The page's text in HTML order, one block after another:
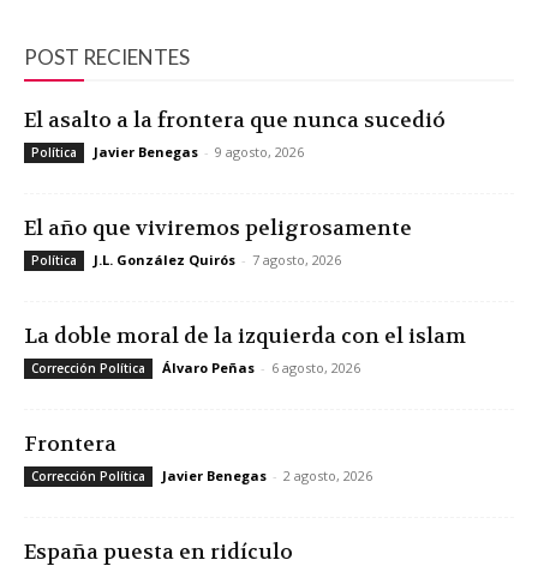
POST RECIENTES
El asalto a la frontera que nunca sucedió
Política Javier Benegas - 9 agosto, 2026
El año que viviremos peligrosamente
Política J.L. González Quirós - 7 agosto, 2026
La doble moral de la izquierda con el islam
Corrección Política Álvaro Peñas - 6 agosto, 2026
Frontera
Corrección Política Javier Benegas - 2 agosto, 2026
España puesta en ridículo